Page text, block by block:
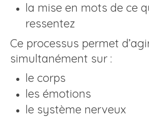
la mise en mots de ce
ressentez
Ce processus permet
simultanément sur :
le corps
les émotions
le système nerveux